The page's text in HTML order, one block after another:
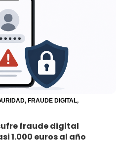
, FRAUDE DIGITAL,
fraude digital
1.000 euros al año